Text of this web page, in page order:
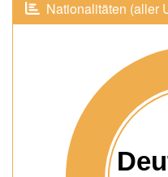
Nationalitäten (aller